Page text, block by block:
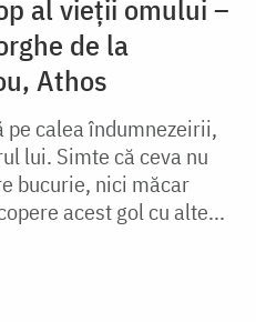
al vieții omului –
de la
Athos
pe calea îndumnezeirii,
lui. Simte că ceva nu
bucurie, nici măcar
acest gol cu alte...